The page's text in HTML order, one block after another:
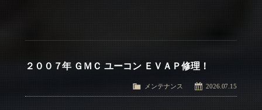
２００７年 ＧＭＣ ユーコン ＥＶＡＰ修理！
2026.07.15
メンテナンス